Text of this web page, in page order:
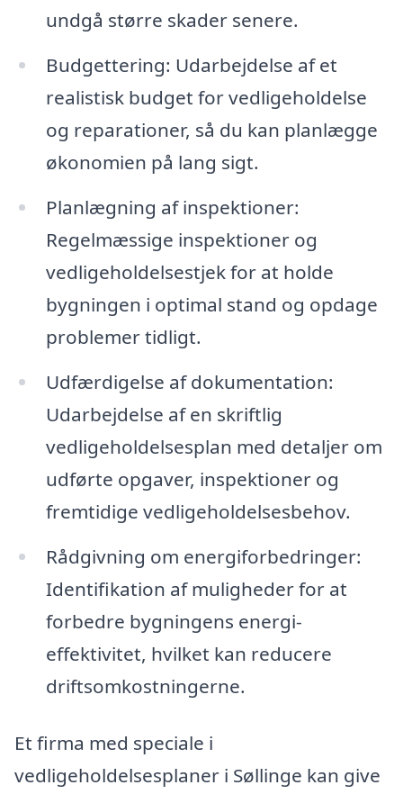
undgå større skader senere.
Budgettering: Udarbejdelse af et
realistisk budget for vedligeholdelse
og reparationer, så du kan planlægge
økonomien på lang sigt.
Planlægning af inspektioner:
Regelmæssige inspektioner og
vedligeholdelsestjek for at holde
bygningen i optimal stand og opdage
problemer tidligt.
Udfærdigelse af dokumentation:
Udarbejdelse af en skriftlig
vedligeholdelsesplan med detaljer om
udførte opgaver, inspektioner og
fremtidige vedligeholdelsesbehov.
Rådgivning om energiforbedringer:
Identifikation af muligheder for at
forbedre bygningens energi-
effektivitet, hvilket kan reducere
driftsomkostningerne.
Et firma med speciale i
vedligeholdelsesplaner i Søllinge kan give